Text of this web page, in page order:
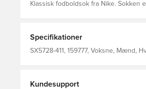
Klassisk fodboldsok fra Nike. Sokken er udstyret med Nike Dri-
Specifikationer
SX5728-411, 159777, Voksne, Mænd,
Kundesupport